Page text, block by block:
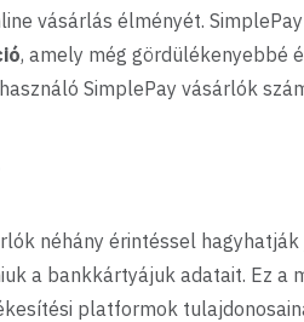
vásárlás élményét.
, amely még gördülékenyebbé
SimplePay vásárlók
néhány érintéssel
a bankkártyájuk adatait. Ez a
platformok